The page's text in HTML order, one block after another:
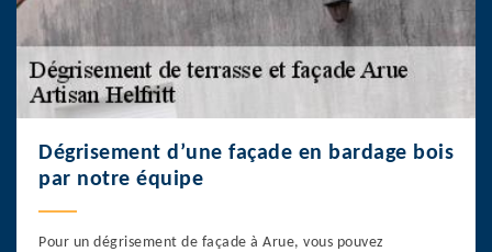
Dégrisement d’une façade en bardage bois
par notre équipe
Pour un dégrisement de façade à Arue, vous pouvez